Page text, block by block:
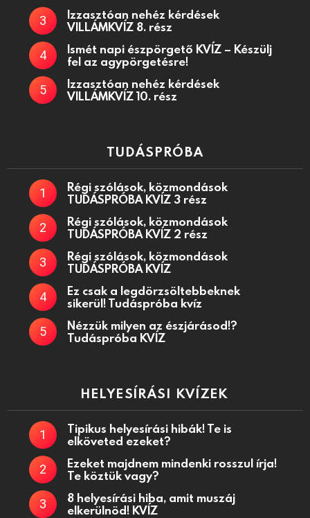
Izzasztóan nehéz kérdések
VILLÁMKVÍZ 8. rész
Ismét napi észpörgető KVÍZ – Készülj
fel az agypörgetésre!
Izzasztóan nehéz kérdések
VILLÁMKVÍZ 10. rész
TUDÁSPRÓBA
Régi szólások, közmondások
TUDÁSPRÓBA KVÍZ 3 rész
Régi szólások, közmondások
TUDÁSPRÓBA KVÍZ 2 rész
Régi szólások, közmondások
TUDÁSPRÓBA KVÍZ
Ez csak a legdörzsöltebbeknek
sikerül! Tudáspróba kvíz
Nézzük milyen az észjárásod!?
Tudáspróba KVÍZ
HELYESÍRÁSI KVÍZEK
Tipikus helyesírási hibák! Te is
elköveted ezeket?
Ezeket majdnem mindenki rosszul írja!
Te köztük vagy?
8 helyesírási hiba, amit muszáj
elkerülnöd! KVÍZ